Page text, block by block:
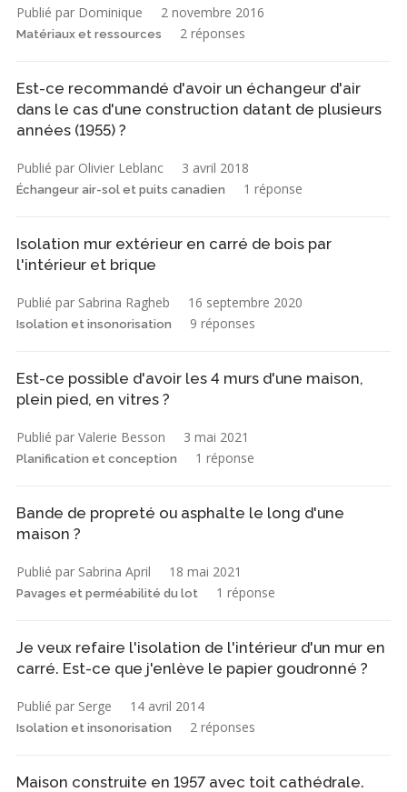
Publié par Dominique 2 novembre 2016
Matériaux et ressources 2 réponses
Est-ce recommandé d'avoir un échangeur d'air
dans le cas d'une construction datant de plusieurs
années (1955) ?
Publié par Olivier Leblanc 3 avril 2018
Échangeur air-sol et puits canadien 1 réponse
Isolation mur extérieur en carré de bois par
l'intérieur et brique
Publié par Sabrina Ragheb 16 septembre 2020
Isolation et insonorisation 9 réponses
Est-ce possible d'avoir les 4 murs d'une maison,
plein pied, en vitres ?
Publié par Valerie Besson 3 mai 2021
Planification et conception 1 réponse
Bande de propreté ou asphalte le long d'une
maison ?
Publié par Sabrina April 18 mai 2021
Pavages et perméabilité du lot 1 réponse
Je veux refaire l'isolation de l'intérieur d'un mur en
carré. Est-ce que j'enlève le papier goudronné ?
Publié par Serge 14 avril 2014
Isolation et insonorisation 2 réponses
Maison construite en 1957 avec toit cathédrale.